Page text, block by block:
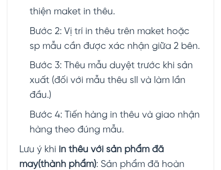
thiện maket in thêu.
Bước 2: Vị trí in thêu trên maket hoặc
sp mẫu cần được xác nhận giữa 2 bên.
Bước 3: Thêu mẫu duyệt trước khi sản
xuất (đối với mẫu thêu sll và làm lần
đầu.)
Bước 4: Tiến hàng in thêu và giao nhận
hàng theo đúng mẫu.
Lưu ý khi in thêu với sản phẩm đã
may(thành phẩm): Sản phẩm đã hoàn